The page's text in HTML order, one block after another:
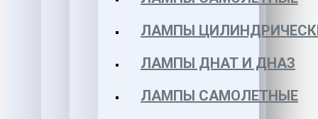
ЛАМПЫ
ЛАМПЫ ДНАТ И ДНАЗ
ЛАМПЫ САМОЛЕТНЫЕ